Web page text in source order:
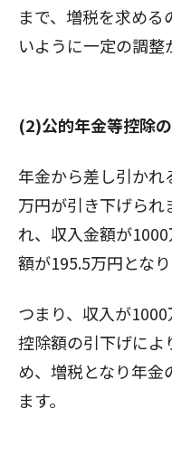
まで、増税を求め
いように一定の調整
(2)公的年金等控除
年金から差し引かれ
万円が引き下げられ
れ、収入金額が
額が195.5万円となり
つまり、収入が1000
控除額の引下げによ
め、増税となり年金
ます。